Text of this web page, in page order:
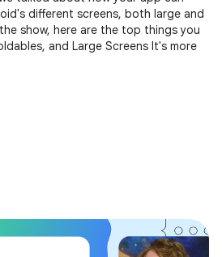
different screens, both large and
show, here are the top things you
and Large Screens It's more